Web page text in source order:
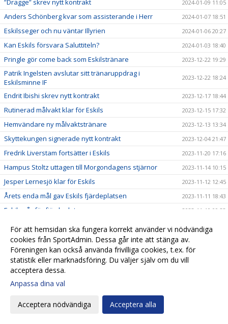
”Dragge” skrev nytt kontrakt 2024-01-09 11:05
Anders Schönberg kvar som assisterande i Herr 2024-01-07 18:51
Eskilsseger och nu väntar Illyrien 2024-01-06 20:27
Kan Eskils försvara Saluttiteln? 2024-01-03 18:40
Pringle gör come back som Eskilstränare 2023-12-22 19:29
Patrik Ingelsten avslutar sitt tränaruppdrag i
Eskilsminne IF
2023-12-22 18:24
Endrit Ibishi skrev nytt kontrakt 2023-12-17 18:44
Rutinerad målvakt klar för Eskils 2023-12-15 17:32
Hemvändare ny målvaktstränare 2023-12-13 13:34
Skyttekungen signerade nytt kontrakt 2023-12-04 21:47
Fredrik Liverstam fortsätter i Eskils 2023-11-20 17:16
Hampus Stoltz uttagen till Morgondagens stjärnor 2023-11-14 10:15
Jesper Lernesjö klar för Eskils 2023-11-12 12:45
Årets enda mål gav Eskils fjärdeplatsen 2023-11-11 18:43
Eskils går för fjärdeplatsen 2023-11-10 09:32
”Olli” vill tangera klubbrekordet 2023-11-08 20:10
FC Trollhättan - Eskilsminne IF 2023-11-07 14:31
Revanschsugen ”Lunde” skrev på nytt kontrakt 2023-11-06 20:29
Johan Albin uttagen till Morgondagens stjärnor
Seger mot Lunds BK i sista hemmamatchen
Reinholdsson tillbaka i skadedrabbat Eskils
Imponerande säsong av ”Bobbe"
För att hemsidan ska fungera korrekt använder vi nödvändiga
cookies från SportAdmin. Dessa går inte att stänga av.
Föreningen kan också använda frivilliga cookies, t.ex. för
statistik eller marknadsföring. Du väljer själv om du vill
acceptera dessa.
Anpassa dina val
Acceptera nödvändiga Acceptera alla